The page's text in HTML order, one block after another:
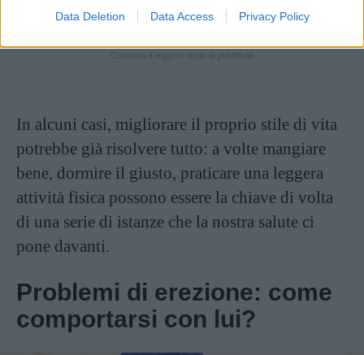
Data Deletion Data Access Privacy Policy
sono legati a patologie cardiocircolatorie.
In alcuni casi, migliorare il proprio stile di vita
potrebbe già risolvere tutto: a volte mangiare
bene, dormire il giusto, praticare una leggera
attività fisica possono essere la chiave di volta
di una serie di istanze che la nostra salute ci
pone davanti.
Problemi di erezione: come
comportarsi con lui?